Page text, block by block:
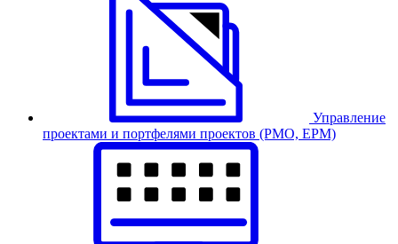
Управление
проектами и портфелями проектов (PMO, EPM)